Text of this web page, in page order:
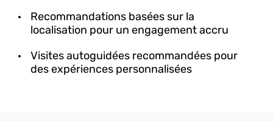
Recommandations basées sur la
localisation pour un engagement accru
Visites autoguidées recommandées pour
des expériences personnalisées